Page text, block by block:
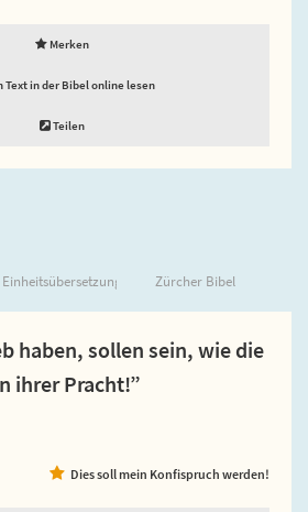
Merken
Text in der Bibel online lesen
Teilen
Einheitsübersetzung Zürcher Bibel
haben, sollen sein, wie die
ihrer Pracht!”
Dies soll mein Konfispruch werden!